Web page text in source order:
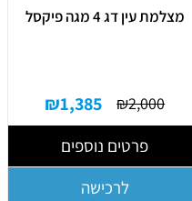
מצלמת עין דג 4 מגה פיקסל
₪2,000
₪1,385
פרטים נוספים
לרכישה